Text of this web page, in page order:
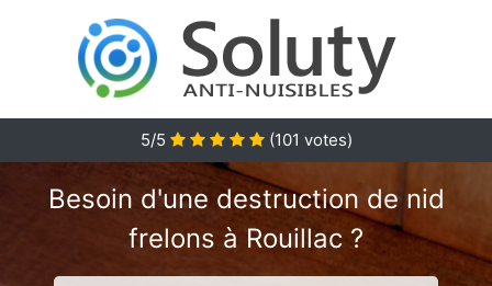
5/5 (101 votes)
Besoin d'une destruction de nid
frelons à Rouillac ?